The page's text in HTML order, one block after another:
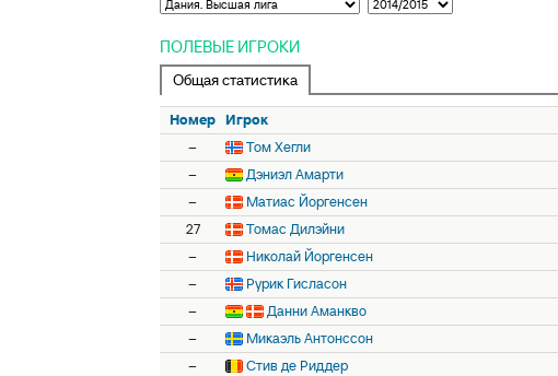
ПОЛЕВЫЕ ИГРОКИ
Общая статистика
Номер Игрок
–
Том Хегли
– Дэниэл Амарти
–
Матиас Йоргенсен
27
Томас Дилэйни
– Николай Йоргенсен
– Рурик Гисласон
– Данни Аманкво
– Микаэль Антонссон
– Стив де Риддер